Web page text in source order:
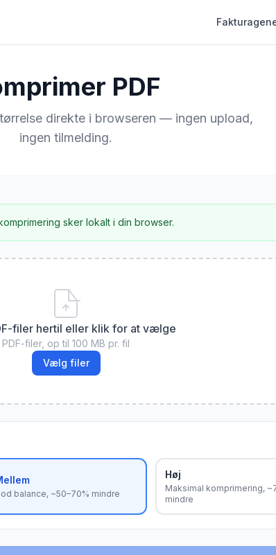
PDF
direkte i browseren — ingen upload,
ingen tilmelding.
sker lokalt i din browser.
filer hertil eller klik for at vælge
PDF-filer, op til 100 MB pr. fil
Vælg filer
balance, ~50–70% mindre
Høj
Maksimal komprimering,
mindre